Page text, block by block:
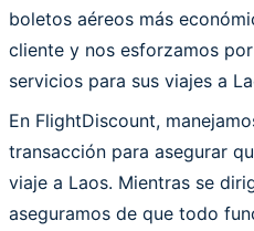
boletos aéreos más
cliente y nos esforzamos
servicios para sus viajes a
En FlightDiscount,
transacción para asegurar
viaje a Laos. Mientras se
aseguramos de que todo